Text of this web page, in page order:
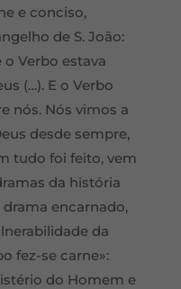
e conciso,
de S. João:
o Verbo estava
(…). E o Verbo
nós. Nós vimos a
desde sempre,
tudo foi feito, vem
da história
encarnado,
da
fez-se carne»:
do Homem e